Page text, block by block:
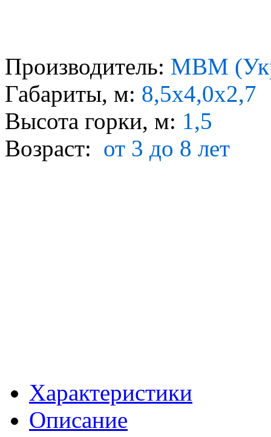
Производитель: МВМ
Габариты, м: 8,5х4,0х2,7
Высота горки, м: 1,5
Возраст: от 3 до 8 лет
Характеристики
Описание